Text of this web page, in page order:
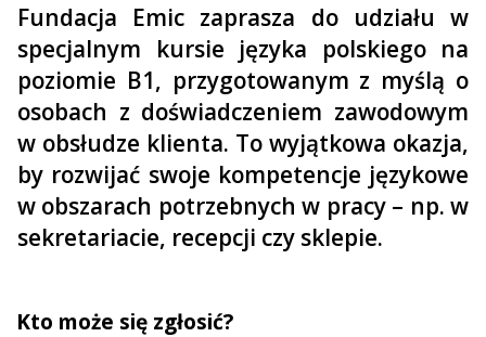
Fundacja Emic zaprasza do udziału w
specjalnym kursie języka polskiego na
poziomie B1, przygotowanym z myślą o
osobach z doświadczeniem zawodowym
w obsłudze klienta. To wyjątkowa okazja,
by rozwijać swoje kompetencje językowe
w obszarach potrzebnych w pracy – np. w
sekretariacie, recepcji czy sklepie.
Kto może się zgłosić?